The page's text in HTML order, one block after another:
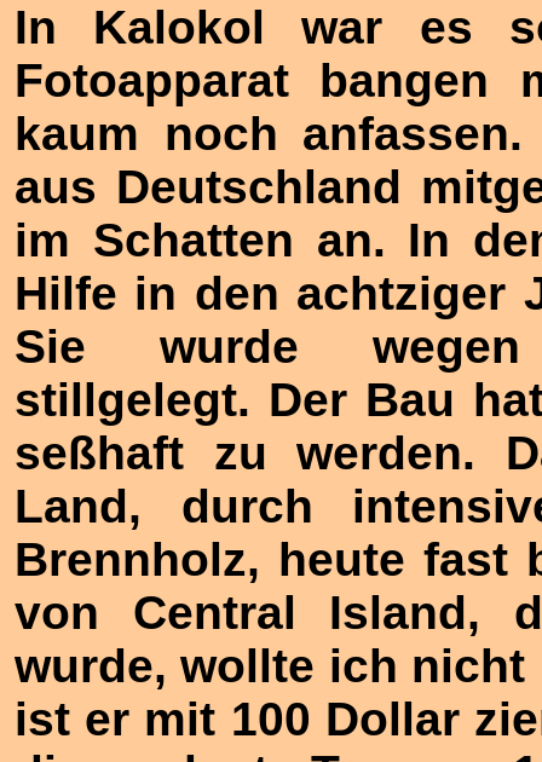
In Kalokol war es
Fotoapparat bangen
kaum noch
aus Deutschland
im Schatten an. In
Hilfe in den achtziger
Sie wurde wegen
stillgelegt. Der Bau
seßhaft zu werden.
Land, durch
Brennholz, heute fast
von Central Island,
wurde, wollte ich nicht
ist er mit 100 Dollar